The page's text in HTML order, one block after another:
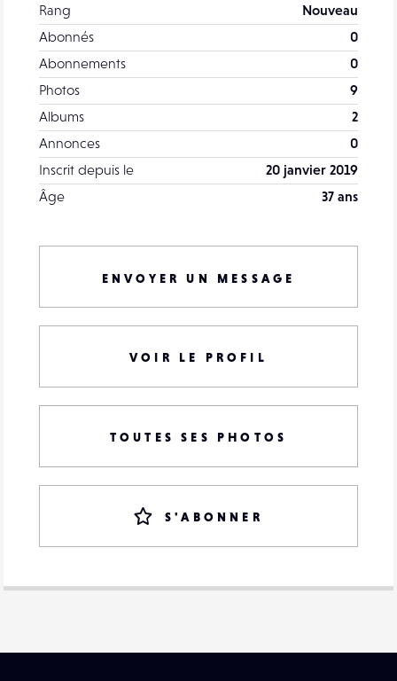
Rang
Nouveau
Abonnés
0
Abonnements
0
Photos
9
Albums
2
Annonces
0
Inscrit depuis le
20 janvier 2019
Âge
37 ans
ENVOYER UN MESSAGE
VOIR LE PROFIL
TOUTES SES PHOTOS
S'ABONNER